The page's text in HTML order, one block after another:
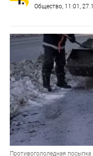
Общество , 11:01,
Противогололедная посыпка